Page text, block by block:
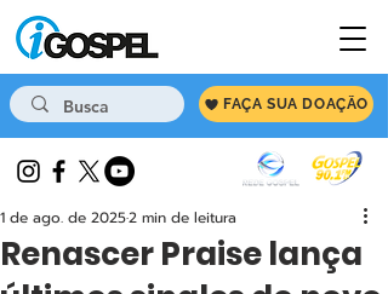
FAÇA SUA DOAÇÃO
Renascer Praise lança
1 de ago. de 20252 min de leitura